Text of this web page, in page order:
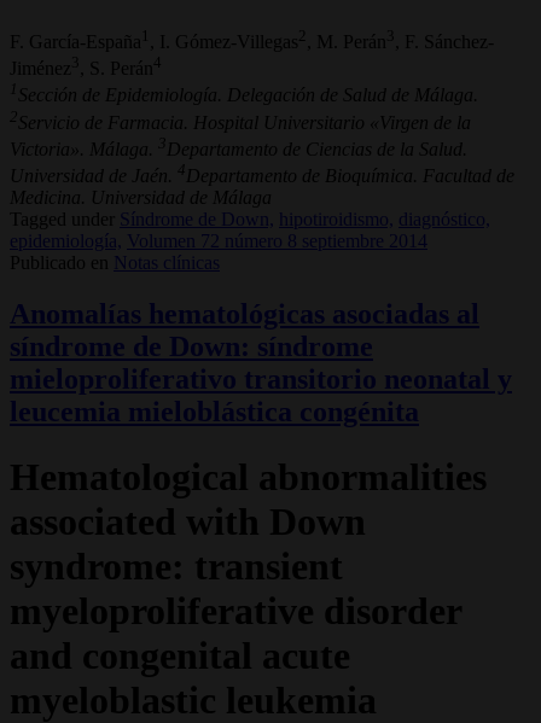
F. García-España 1 , I. Gómez-Villegas , M. Perán 3
, F. Sánchez-
Jiménez 3 , S. Perán
4
1 Sección de Epidemiología. Delegación de Salud de Málaga.
2 Servicio de Farmacia. Hospital Universitario «Virgen de la
Victoria». Málaga.
3 Departamento de Ciencias de la Salud.
Universidad de Jaén.
4 Departamento de Bioquímica. Facultad de
Medicina. Universidad de Málaga
Tagged under
Síndrome de Down, hipotiroidismo, diagnóstico,
epidemiología,
Volumen 72 número 8 septiembre 2014
Publicado en
Notas clínicas
Anomalías hematológicas asociadas al
síndrome de Down: síndrome
mieloproliferativo transitorio neonatal y
leucemia mieloblástica congénita
Hematological abnormalities
associated with Down
syndrome: transient
myeloproliferative disorder
and congenital acute
myeloblastic leukemia